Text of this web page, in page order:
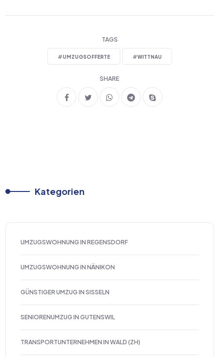
TAGS
#UMZUGSOFFERTE #WITTNAU
SHARE
Kategorien
UMZUGSWOHNUNG IN REGENSDORF
UMZUGSWOHNUNG IN NÄNIKON
GÜNSTIGER UMZUG IN SISSELN
SENIORENUMZUG IN GUTENSWIL
TRANSPORTUNTERNEHMEN IN WALD (ZH)